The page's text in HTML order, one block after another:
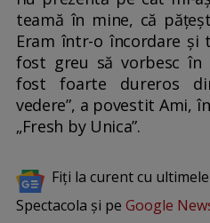
teamă în mine, că
Eram într-o încordare și
fost greu să vorbesc în
fost foarte dureros
vedere”, a povestit Ami,
„Fresh by Unica”.
Fiți la curent cu
Spectacola și pe Google